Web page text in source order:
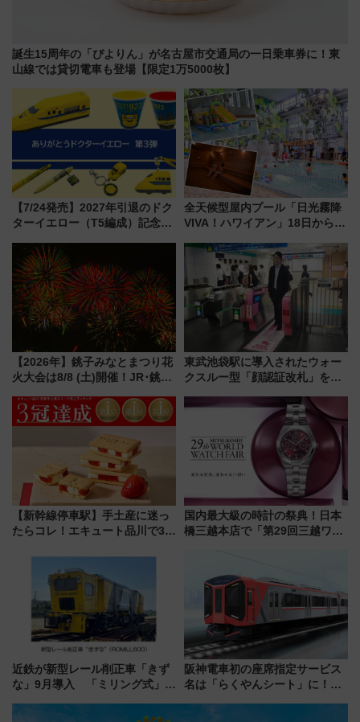
誕生15周年の「ぴよりん」が名古屋市交通局の一日乗車券に！東
山線では貸切電車も登場【限定1万5000枚】
【7/24発売】2027年引退のドク
ターイエロー（T5編成）記念グ
送の目覚まし時計など通販・販
売店舗まとめ
全天候型屋内プール「日光霧降
VIVA！ハワイアン」18日から営
ァミリーから大人まで幅広い世
代が一日中楽しる夏のリゾート
を楽しんで
【2026年】銚子みなとまつり花
火大会は8/8 (土)開催！JR･銚子
報、利根川に咲く8,000発の大迫
力＆屋台を満喫
東武池袋駅に導入されたウォー
クスルー型「顔認証改札」を見
【新幹線停車駅】手土産に迷っ
たらコレ！エキュート品川で3年
国内最大級の時計の祭典！日本
橋三越本店で「第29回三越ワー
近鉄が新型レール削正車「きず
な」9月導入 「ミリング式」採
化！安全性や乗り心地の向上に
阪神電車初の座席指定サービス
名は「らくやんシート」に！新